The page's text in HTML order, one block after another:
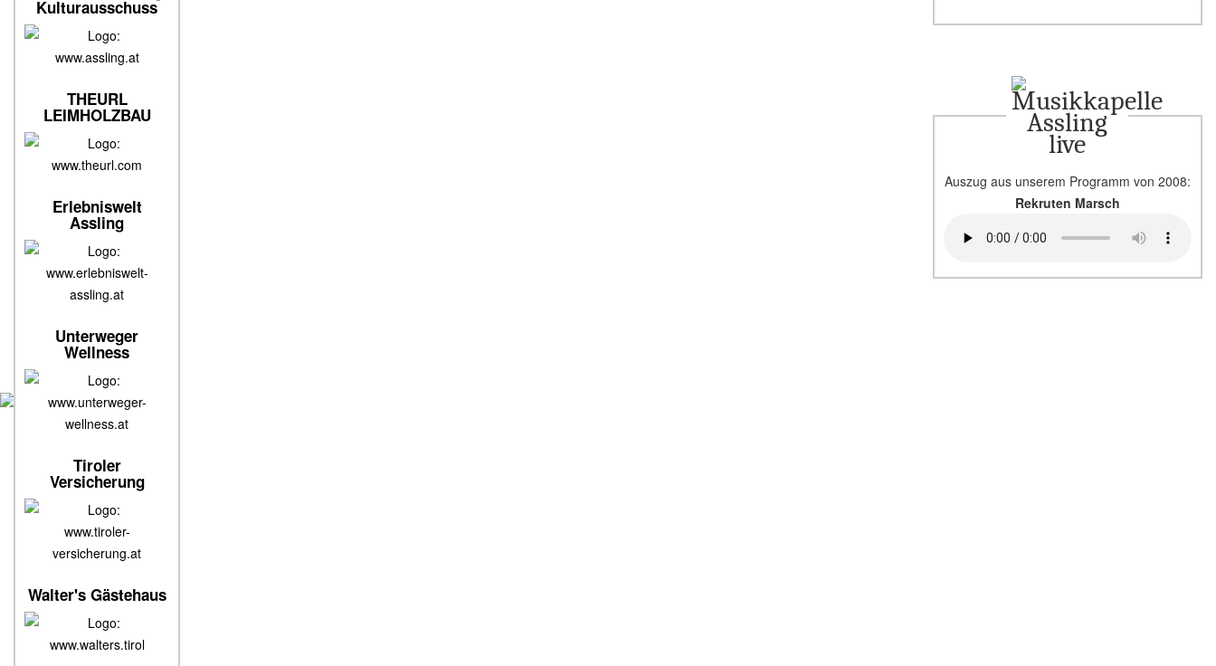
Kulturausschuss
www.assling.at
THEURL
LEIMHOLZBAU
www.theurl.com
Erlebniswelt
Assling
www.erlebniswelt-
assling.at
Unterweger
Wellness
www.unterweger-
wellness.at
Tiroler
Versicherung
www.tiroler-
versicherung.at
Walter's Gästehaus
www.walters.tirol
live
Auszug aus unserem Programm von 2008:
Rekruten Marsch